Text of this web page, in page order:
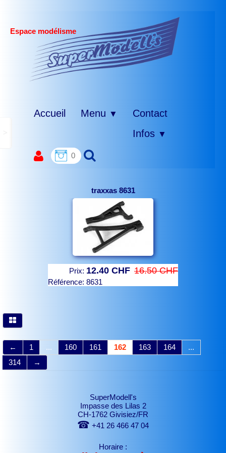
Espace modélisme
Accueil Menu ▼
Contact
Infos ▼
0
traxxas 8631
Prix: 12.40 CHF 16.50 CHF
Référence: 8631
← 1 ... 160 161 162 163 164
...
314
→
SuperModell's
Impasse des Lilas 2
CH-1762 Givisiez/FR
☎ +41 26 466 47 04
Horaire :